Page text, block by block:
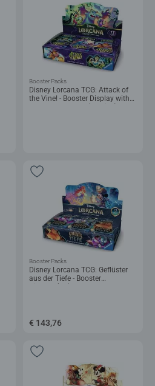
Disney Lorcana TCG: Attack of
the Vine! - Booster Display with
24 Booster Packs (English)
Booster Packs
Disney Lorcana TCG: Geflüster
aus der Tiefe - Booster
Display_(DE)
Booster Packs
€ 143,76